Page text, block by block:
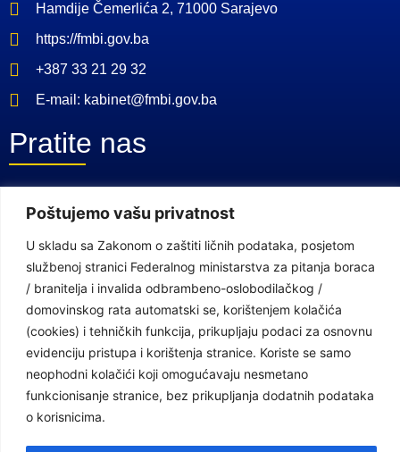
Poštujemo vašu privatnost
U skladu sa Zakonom o zaštiti ličnih podataka, posjetom
službenoj stranici Federalnog ministarstva za pitanja boraca
/ branitelja i invalida odbrambeno-oslobodilačkog /
domovinskog rata automatski se, korištenjem kolačića
(cookies) i tehničkih funkcija, prikupljaju podaci za osnovnu
evidenciju pristupa i korištenja stranice. Koriste se samo
neophodni kolačići koji omogućavaju nesmetano
funkcionisanje stranice, bez prikupljanja dodatnih podataka
o korisnicima.
Hamdije Čemerlića 2, 71000 Sarajevo
https://fmbi.gov.ba
+387 33 21 29 32
E-mail: kabinet@fmbi.gov.ba
Pratite nas
Facebook Stranica
Linkovi
Vlada Federacije Bosne i Hercegovine
Federalno ministarstvo finansija
Federalni zavod za penzijsko i invalidsko osiguranje